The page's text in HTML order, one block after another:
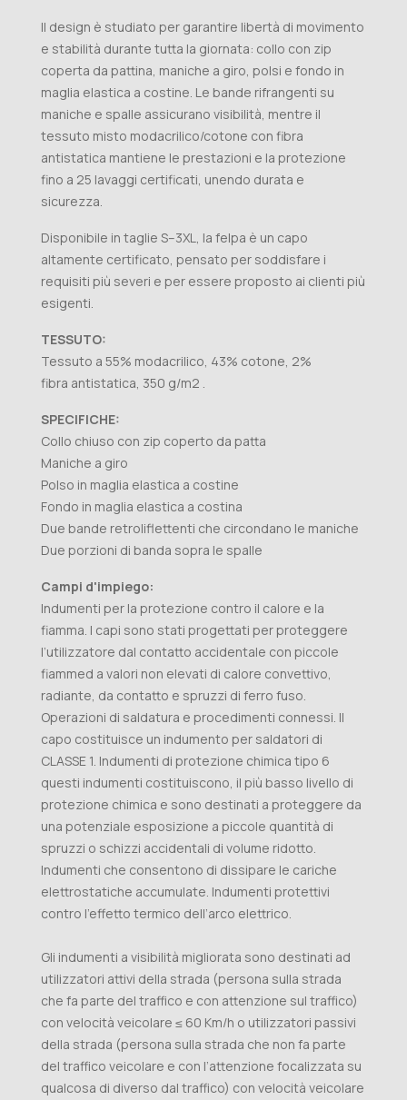
Il design è studiato per garantire libertà di movimento
e stabilità durante tutta la giornata: collo con zip
coperta da pattina, maniche a giro, polsi e fondo in
maglia elastica a costine. Le bande rifrangenti su
maniche e spalle assicurano visibilità, mentre il
tessuto misto modacrilico/cotone con fibra
antistatica mantiene le prestazioni e la protezione
fino a 25 lavaggi certificati, unendo durata e
sicurezza.
Disponibile in taglie S–3XL, la felpa è un capo
altamente certificato, pensato per soddisfare i
requisiti più severi e per essere proposto ai clienti più
esigenti.
TESSUTO:
Tessuto a 55% modacrilico, 43% cotone, 2%
fibra antistatica, 350 g/m2 .
SPECIFICHE:
Collo chiuso con zip coperto da patta
Maniche a giro
Polso in maglia elastica a costine
Fondo in maglia elastica a costina
Due bande retroliflettenti che circondano le maniche
Due porzioni di banda sopra le spalle
Campi d'impiego:
Indumenti per la protezione contro il calore e la
fiamma. I capi sono stati progettati per proteggere
l’utilizzatore dal contatto accidentale con piccole
fiammed a valori non elevati di calore convettivo,
radiante, da contatto e spruzzi di ferro fuso.
Operazioni di saldatura e procedimenti connessi. Il
capo costituisce un indumento per saldatori di
CLASSE 1. Indumenti di protezione chimica tipo 6
questi indumenti costituiscono, il più basso livello di
protezione chimica e sono destinati a proteggere da
una potenziale esposizione a piccole quantità di
spruzzi o schizzi accidentali di volume ridotto.
Indumenti che consentono di dissipare le cariche
elettrostatiche accumulate. Indumenti protettivi
contro l’effetto termico dell’arco elettrico.
Gli indumenti a visibilità migliorata sono destinati ad
utilizzatori attivi della strada (persona sulla strada
che fa parte del traffico e con attenzione sul traffico)
con velocità veicolare ≤ 60 Km/h o utilizzatori passivi
della strada (persona sulla strada che non fa parte
del traffico veicolare e con l’attenzione focalizzata su
qualcosa di diverso dal traffico) con velocità veicolare